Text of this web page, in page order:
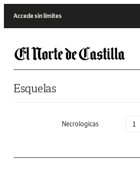
Accede sin límites
Esquelas
Necrologicas 1